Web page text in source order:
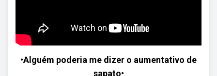
•Alguém poderia me dizer o aumentativo de
sapato•